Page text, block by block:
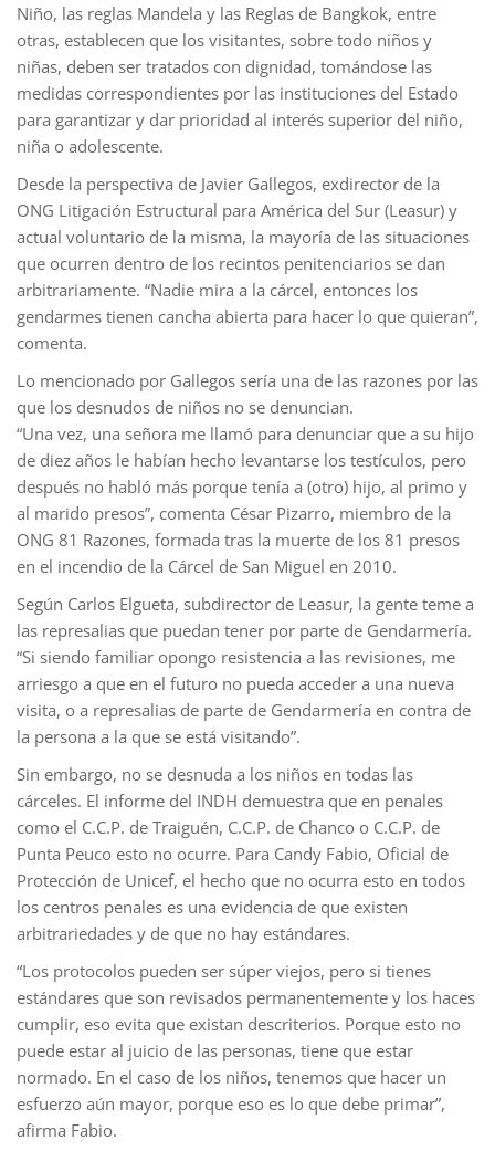
Niño, las reglas Mandela y las Reglas de Bangkok, entre
otras, establecen que los visitantes, sobre todo niños y
niñas, deben ser tratados con dignidad, tomándose las
medidas correspondientes por las instituciones del Estado
para garantizar y dar prioridad al interés superior del niño,
niña o adolescente.
Desde la perspectiva de Javier Gallegos, exdirector de la
ONG Litigación Estructural para América del Sur (Leasur) y
actual voluntario de la misma, la mayoría de las situaciones
que ocurren dentro de los recintos penitenciarios se dan
arbitrariamente. “Nadie mira a la cárcel, entonces los
gendarmes tienen cancha abierta para hacer lo que quieran”,
comenta.
Lo mencionado por Gallegos sería una de las razones por las
que los desnudos de niños no se denuncian.
“Una vez, una señora me llamó para denunciar que a su hijo
de diez años le habían hecho levantarse los testículos, pero
después no habló más porque tenía a (otro) hijo, al primo y
al marido presos”, comenta César Pizarro, miembro de la
ONG 81 Razones, formada tras la muerte de los 81 presos
en el incendio de la Cárcel de San Miguel en 2010.
Según Carlos Elgueta, subdirector de Leasur, la gente teme a
las represalias que puedan tener por parte de Gendarmería.
“Si siendo familiar opongo resistencia a las revisiones, me
arriesgo a que en el futuro no pueda acceder a una nueva
visita, o a represalias de parte de Gendarmería en contra de
la persona a la que se está visitando”.
Sin embargo, no se desnuda a los niños en todas las
cárceles. El informe del INDH demuestra que en penales
como el C.C.P. de Traiguén, C.C.P. de Chanco o C.C.P. de
Punta Peuco esto no ocurre. Para Candy Fabio, Oficial de
Protección de Unicef, el hecho que no ocurra esto en todos
los centros penales es una evidencia de que existen
arbitrariedades y de que no hay estándares.
“Los protocolos pueden ser súper viejos, pero si tienes
estándares que son revisados permanentemente y los haces
cumplir, eso evita que existan descriterios. Porque esto no
puede estar al juicio de las personas, tiene que estar
normado. En el caso de los niños, tenemos que hacer un
esfuerzo aún mayor, porque eso es lo que debe primar”,
afirma Fabio.